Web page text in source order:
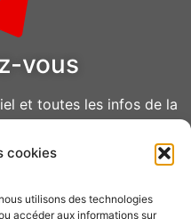
cookies
utilisons des technologies
accéder aux informations sur
vous
et toutes les infos de la